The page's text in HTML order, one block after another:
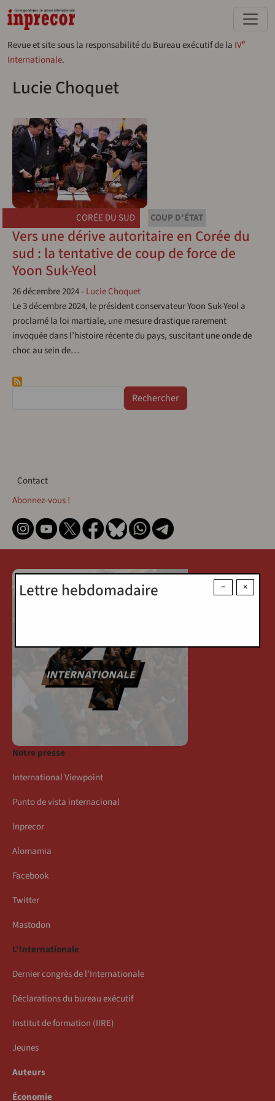
Aller au contenu principal
Revue et site sous la responsabilité du Bureau exécutif de la IVe
Internationale.
Lucie Choquet
CORÉE DU SUD COUP D’ÉTAT
Vers une dérive autoritaire en Corée du
sud : la tentative de coup de force de
Yoon Suk-Yeol
26 décembre 2024- Lucie Choquet
Le 3 décembre 2024, le président conservateur Yoon Suk-Yeol a
proclamé la loi martiale, une mesure drastique rarement
invoquée dans l’histoire récente du pays, suscitant une onde de
choc au sein de…
×
−
Lettre hebdomadaire
Contact
Contact
Abonnez-vous !
Notre presse
International Viewpoint
Punto de vista internacional
Inprecor
Alomamia
Facebook
Twitter
Mastodon
L’Internationale
Dernier congrès de l’Internationale
Déclarations du bureau exécutif
Institut de formation (IIRE)
Jeunes
Auteurs
Économie